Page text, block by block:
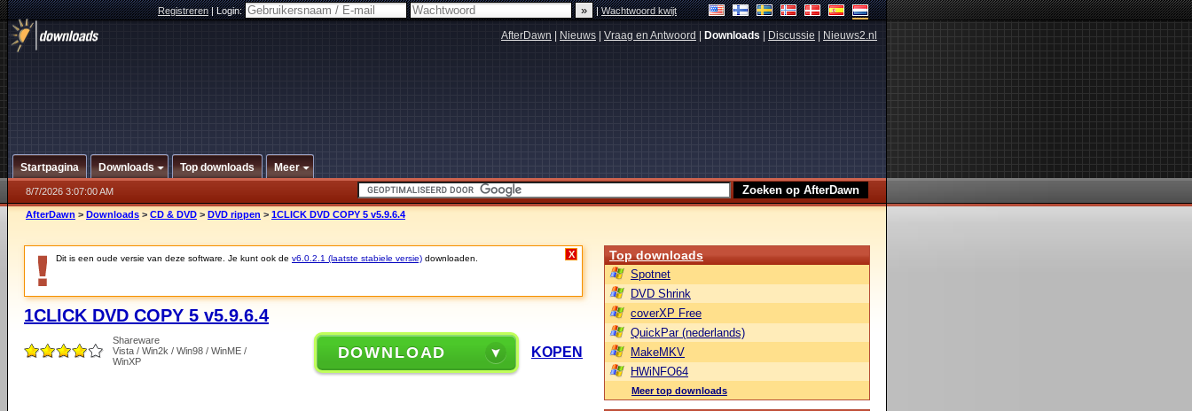
Registreren|Login: |Wachtwoord kwijt
AfterDawn Nieuws Vraag en Antwoord Downloads Discussie Nieuws2.nl
Startpagina Downloads Top downloads Meer
8/7/2026 3:07:00 AM
AfterDawn > Downloads > CD & DVD > DVD rippen > 1CLICK DVD COPY 5 v5.9.6.4
Dit is een oude versie van deze software. Je kunt ook de v6.0.2.1 (laatste stabiele versie) downloaden. X
1CLICK DVD COPY 5 v5.9.6.4
Shareware
Vista / Win2k / Win98 / WinME /
WinXP
DOWNLOAD KOPEN
Top downloads
Spotnet
DVD Shrink
coverXP Free
QuickPar (nederlands)
MakeMKV
HWiNFO64
Meer top downloads